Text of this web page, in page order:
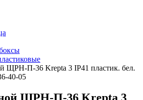
ЩРН-П-36 Krepta 3 IP41 пластик. бел.
40-05